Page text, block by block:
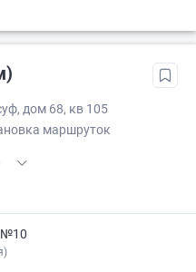
дом 68, кв 105
маршруток
№10